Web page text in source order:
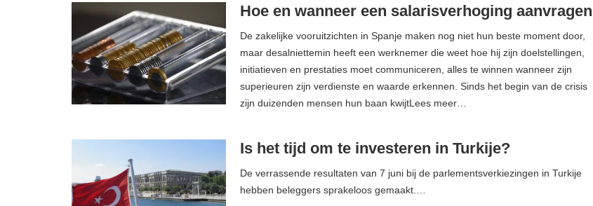
Hoe en wanneer een salarisverhoging aanvragen
De zakelijke vooruitzichten in Spanje maken nog niet hun beste moment door,
maar desalniettemin heeft een werknemer die weet hoe hij zijn doelstellingen,
initiatieven en prestaties moet communiceren, alles te winnen wanneer zijn
superieuren zijn verdienste en waarde erkennen. Sinds het begin van de crisis
zijn duizenden mensen hun baan kwijtLees meer…
Is het tijd om te investeren in Turkije?
De verrassende resultaten van 7 juni bij de parlementsverkiezingen in Turkije
hebben beleggers sprakeloos gemaakt.…